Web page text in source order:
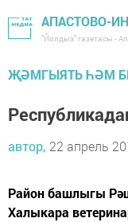
АПАСТОВО-
"Йолдыз" газетасы -
ҖӘМГЫЯТЬ ҺӘМ
автор, 22 апрель
Район башлыгы
Халыкара